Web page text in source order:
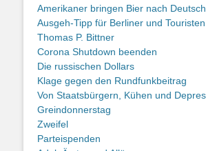
Amerikaner bringen Bier nach
Ausgeh-Tipp für Berliner und Touristen
Thomas P. Bittner
Corona Shutdown beenden
Die russischen Dollars
Klage gegen den Rundfunkbeitrag
Von Staatsbürgern, Kühen und
Greindonnerstag
Zweifel
Parteispenden